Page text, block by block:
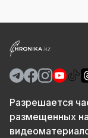
Разрешается
размещенных